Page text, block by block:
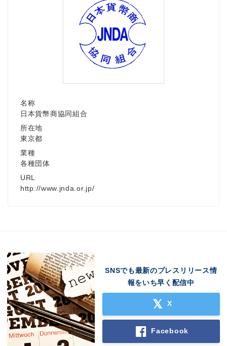
名称
日本貨幣商協同組合
所在地
東京都
業種
各種団体
URL
http://www.jnda.or.jp/
SNSでも最新のプレスリリース情
報をいち早く配信中
X
Facebook